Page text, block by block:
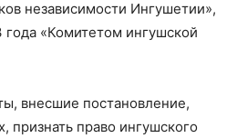
независимости Ингушетии»,
года «Комитетом ингушской
внесшие постановление,
право ингушского